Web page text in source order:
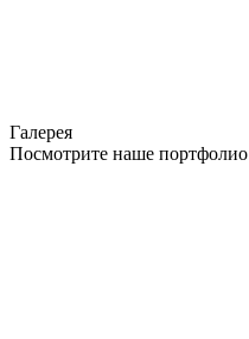
Галерея
Посмотрите наше портфолио